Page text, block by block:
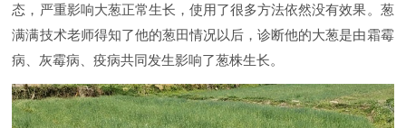
态，严重影响大葱正常生长，使用了很多方法依然没有效果。葱
满满技术老师得知了他的葱田情况以后，诊断他的大葱是由霜霉
病、灰霉病、疫病共同发生影响了葱株生长。